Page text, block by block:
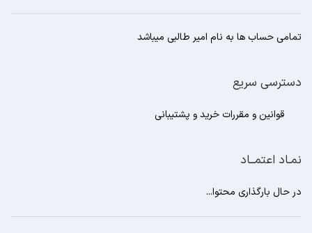
تمامی حساب ها به نام امیر طالبی میباشد
دسترسی سریع
قوانین و مقررات خرید و پشتیبانی
نمـاد اعتمــاد
در حال بارگذاری محتوا...